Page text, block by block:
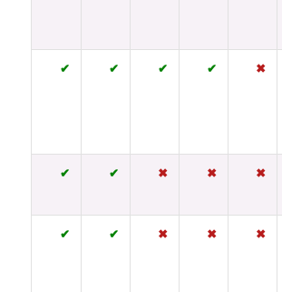
✖
✔
✔
✔
✔
✖
✖
✖
✔
✔
✖
✖
✖
✔
✔